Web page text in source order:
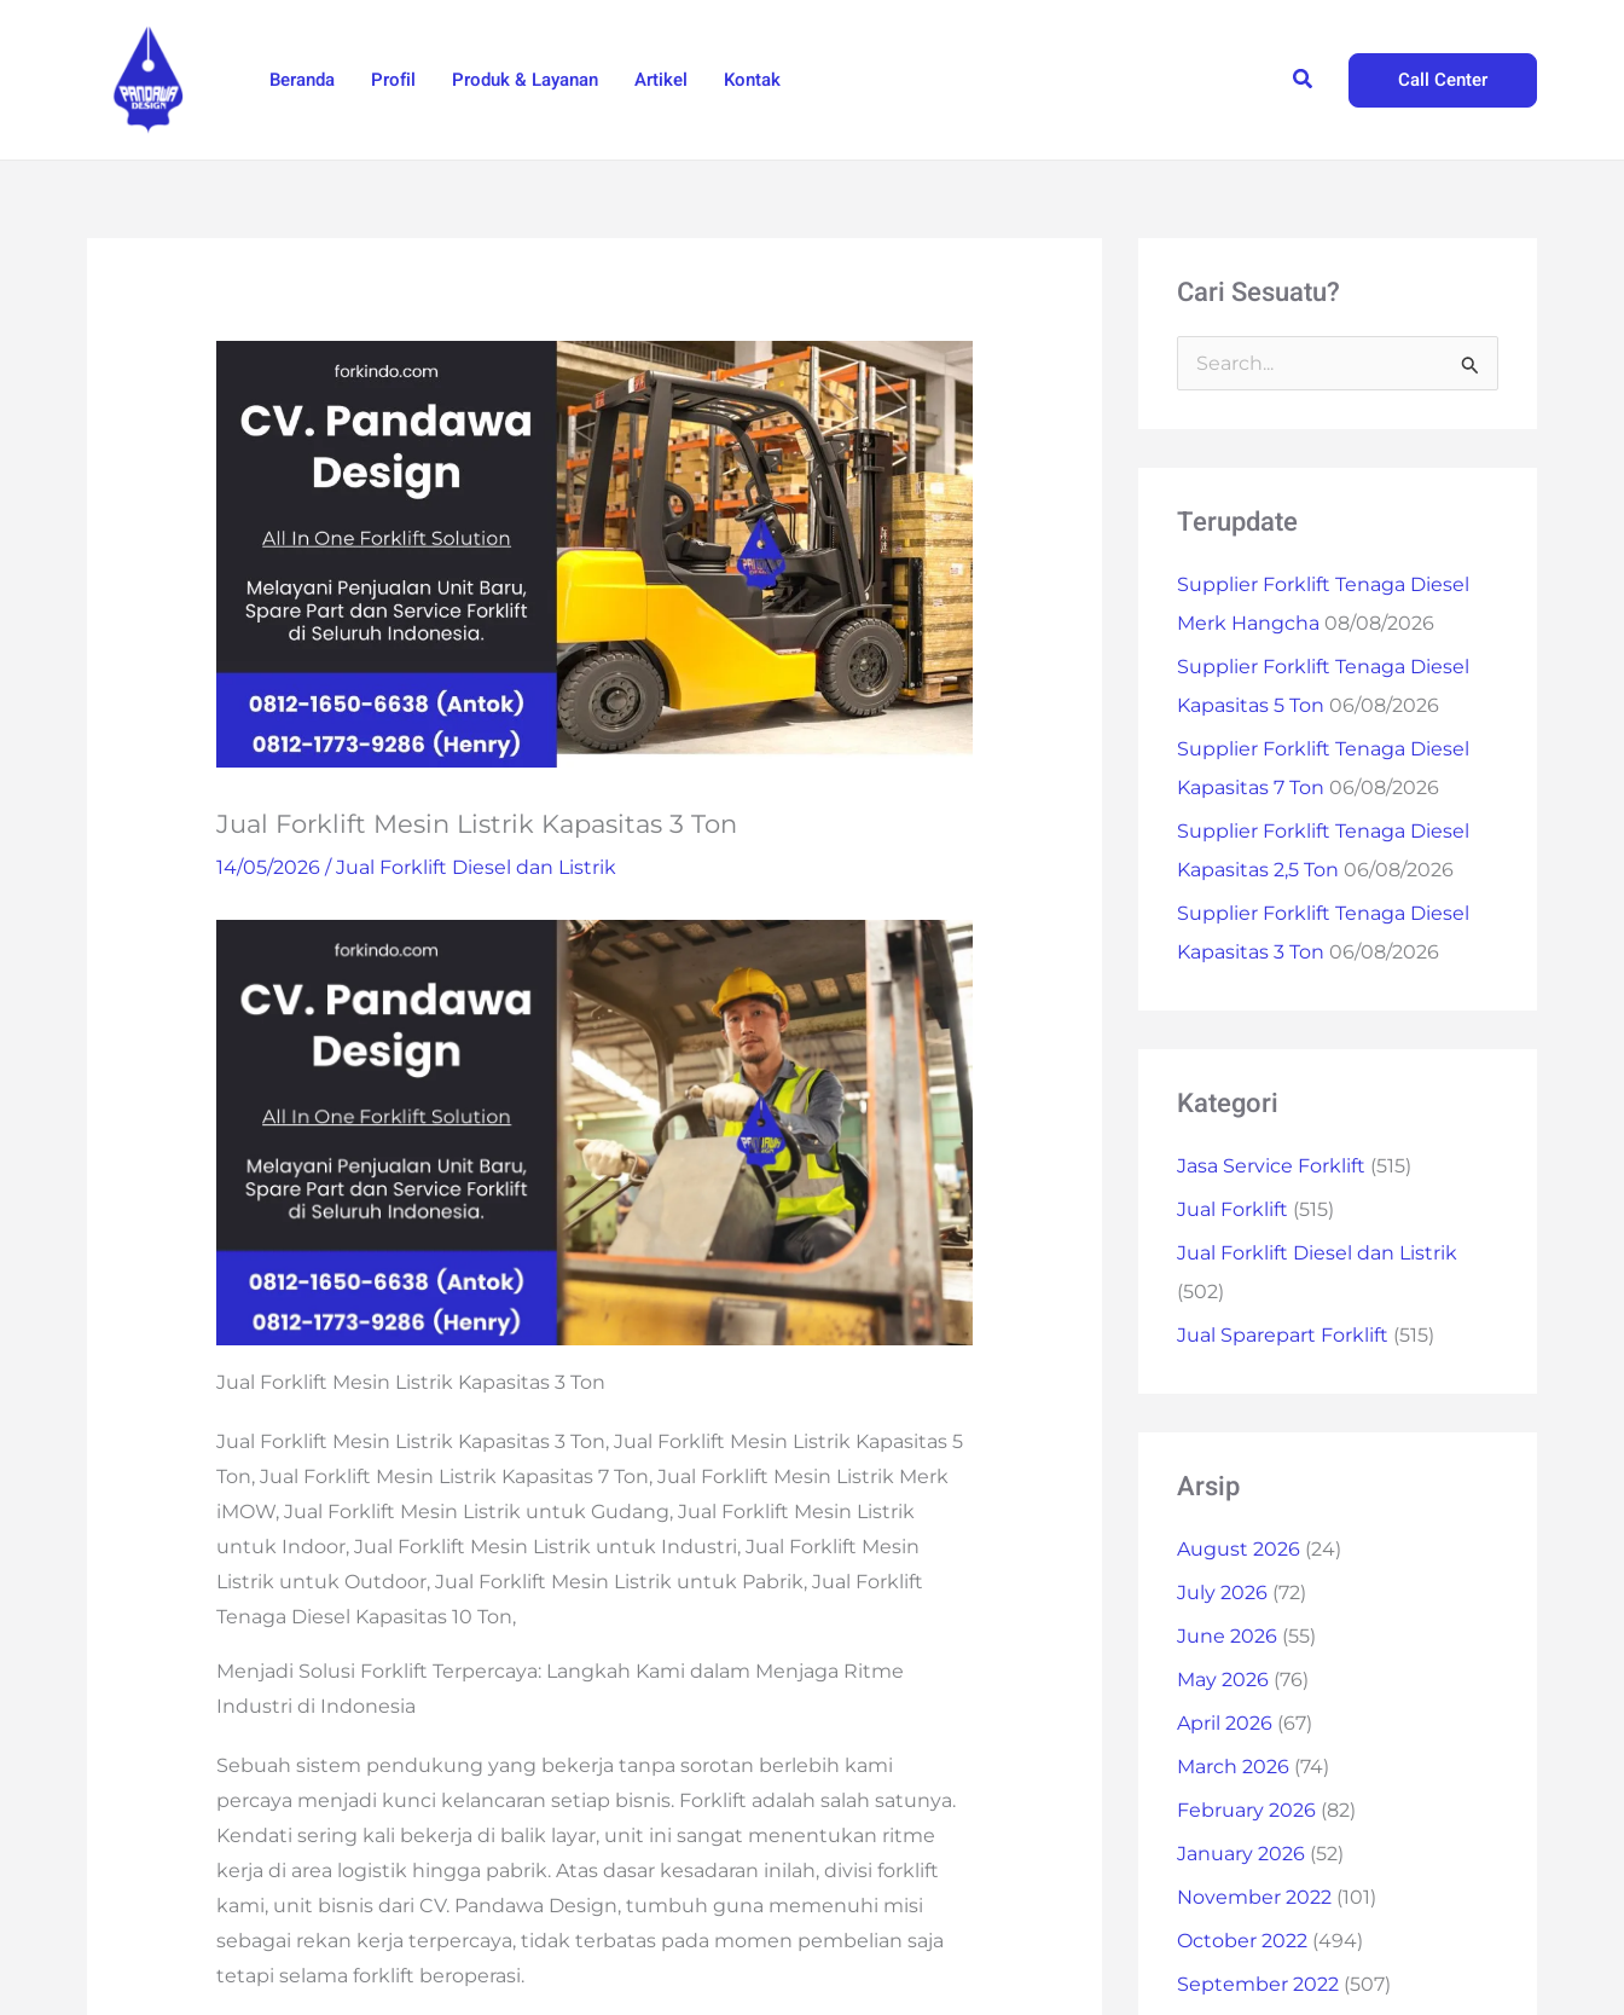
Beranda Profil Produk & Layanan Artikel Kontak Search Call Center
Jual Forklift Mesin Listrik Kapasitas 3 Ton
14/05/2026 /Jual Forklift Diesel dan Listrik
Jual Forklift Mesin Listrik Kapasitas 3 Ton
Jual Forklift Mesin Listrik Kapasitas 3 Ton, Jual Forklift Mesin Listrik Kapasitas 5
Ton, Jual Forklift Mesin Listrik Kapasitas 7 Ton, Jual Forklift Mesin Listrik Merk
iMOW, Jual Forklift Mesin Listrik untuk Gudang, Jual Forklift Mesin Listrik
untuk Indoor, Jual Forklift Mesin Listrik untuk Industri, Jual Forklift Mesin
Listrik untuk Outdoor, Jual Forklift Mesin Listrik untuk Pabrik, Jual Forklift
Tenaga Diesel Kapasitas 10 Ton,
Menjadi Solusi Forklift Terpercaya: Langkah Kami dalam Menjaga Ritme
Industri di Indonesia
Sebuah sistem pendukung yang bekerja tanpa sorotan berlebih kami
percaya menjadi kunci kelancaran setiap bisnis. Forklift adalah salah satunya.
Kendati sering kali bekerja di balik layar, unit ini sangat menentukan ritme
kerja di area logistik hingga pabrik. Atas dasar kesadaran inilah, divisi forklift
kami, unit bisnis dari CV. Pandawa Design, tumbuh guna memenuhi misi
sebagai rekan kerja terpercaya, tidak terbatas pada momen pembelian saja
tetapi selama forklift beroperasi.
Cari Sesuatu?
r
:
Terupdate
Supplier Forklift Tenaga Diesel
Merk Hangcha 08/08/2026
Supplier Forklift Tenaga Diesel
Kapasitas 5 Ton 06/08/2026
Supplier Forklift Tenaga Diesel
Kapasitas 7 Ton 06/08/2026
Supplier Forklift Tenaga Diesel
Kapasitas 2,5 Ton 06/08/2026
Supplier Forklift Tenaga Diesel
Kapasitas 3 Ton 06/08/2026
Kategori
Jasa Service Forklift (515)
Jual Forklift (515)
Jual Forklift Diesel dan Listrik
(502)
Jual Sparepart Forklift (515)
Arsip
August 2026 (24)
July 2026 (72)
June 2026 (55)
May 2026 (76)
April 2026 (67)
March 2026 (74)
February 2026 (82)
January 2026 (52)
November 2022 (101)
October 2022 (494)
September 2022 (507)